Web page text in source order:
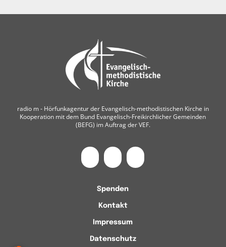
radio m ‐ Hörfunkagentur der Evangelisch-methodistischen Kirche in
Kooperation mit dem Bund Evangelisch-Freikirchlicher Gemeinden
(BEFG) im Auftrag der VEF.
Spenden
Kontakt
Impressum
Datenschutz